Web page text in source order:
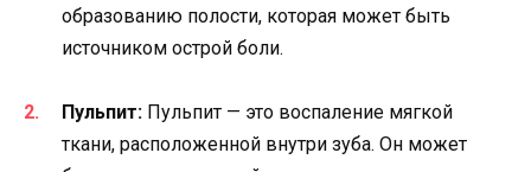
образованию полости, которая может быть
источником острой боли.
Пульпит: Пульпит — это воспаление мягкой
ткани, расположенной внутри зуба. Он может